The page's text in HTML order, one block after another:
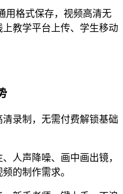
用格式保存，视频高清无
教学平台上传、学生移动
录制，无需付费解锁基础
人声降噪、画中画出镜，
的制作需求。